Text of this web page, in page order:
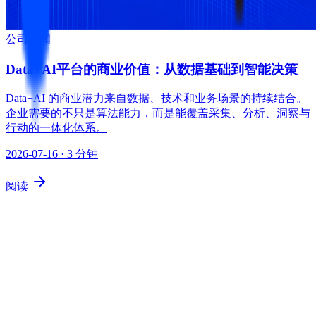
公司新闻
Data+AI平台的商业价值：从数据基础到智能决策
Data+AI 的商业潜力来自数据、技术和业务场景的持续结合。
企业需要的不只是算法能力，而是能覆盖采集、分析、洞察与
行动的一体化体系。
2026-07-16 · 3 分钟
阅读